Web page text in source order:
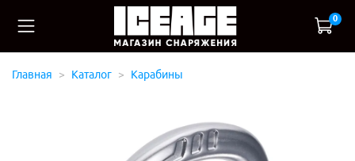
0
Главная Каталог Карабины